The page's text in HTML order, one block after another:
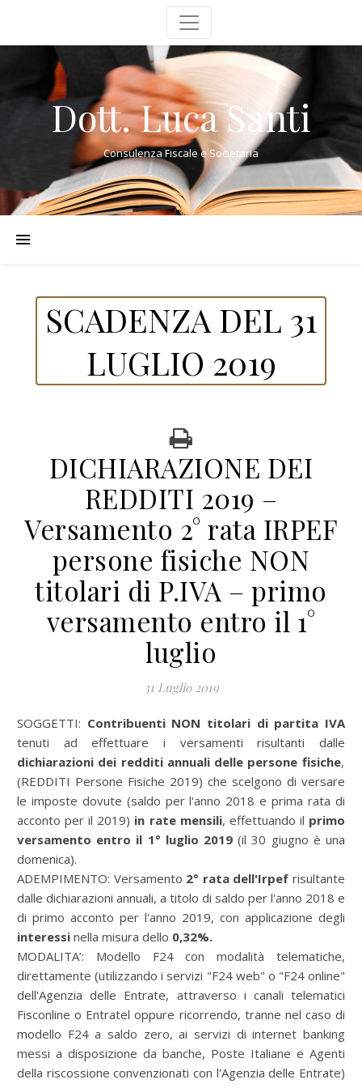
Dott. Luca Santi
Consulenza Fiscale e Societaria
SCADENZA DEL 31
LUGLIO 2019
DICHIARAZIONE DEI
REDDITI 2019 –
Versamento 2° rata IRPEF
persone fisiche NON
titolari di P.IVA – primo
versamento entro il 1°
luglio
31 Luglio 2019
SOGGETTI: Contribuenti NON titolari di partita IVA
tenuti ad effettuare i versamenti risultanti dalle
dichiarazioni dei redditi annuali delle persone fisiche,
(REDDITI Persone Fisiche 2019) che scelgono di versare
le imposte dovute (saldo per l'anno 2018 e prima rata di
acconto per il 2019) in rate mensili, effettuando il primo
versamento entro il 1° luglio 2019 (il 30 giugno è una
domenica).
ADEMPIMENTO: Versamento 2° rata dell'Irpef risultante
dalle dichiarazioni annuali, a titolo di saldo per l'anno 2018 e
di primo acconto per l'anno 2019, con applicazione degli
interessi nella misura dello 0,32%.
MODALITA’: Modello F24 con modalità telematiche,
direttamente (utilizzando i servizi "F24 web" o "F24 online"
dell'Agenzia delle Entrate, attraverso i canali telematici
Fisconline o Entratel oppure ricorrendo, tranne nel caso di
modello F24 a saldo zero, ai servizi di internet banking
messi a disposizione da banche, Poste Italiane e Agenti
della riscossione convenzionati con l'Agenzia delle Entrate)